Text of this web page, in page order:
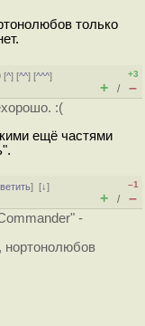
только
[^] [^^] [^^^]
+3
+ / –
:(
ещё частями
][↓]
–1
+ / –
-
нортонолюбов